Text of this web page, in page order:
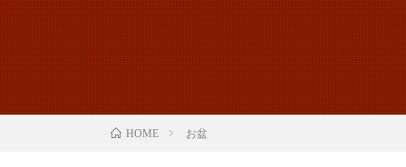
HOME お盆